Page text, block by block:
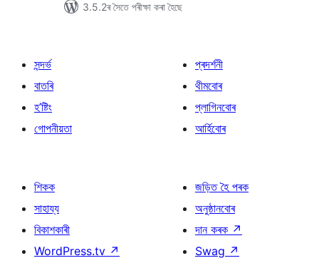
3.5.2ৰ সৈতে পৰীক্ষা কৰা হৈছে
সন্দৰ্ভ
বাতৰি
হ’ষ্টিং
গোপনীয়তা
প্ৰদৰ্শনী
থীমবোৰ
প্লাগিনবোৰ
আৰ্হিবোৰ
শিকক
সাহায্য
বিকাশকাৰী
WordPress.tv ↗
জড়িত হৈ পৰক
অনুষ্ঠানবোৰ
দান কৰক ↗
Swag ↗